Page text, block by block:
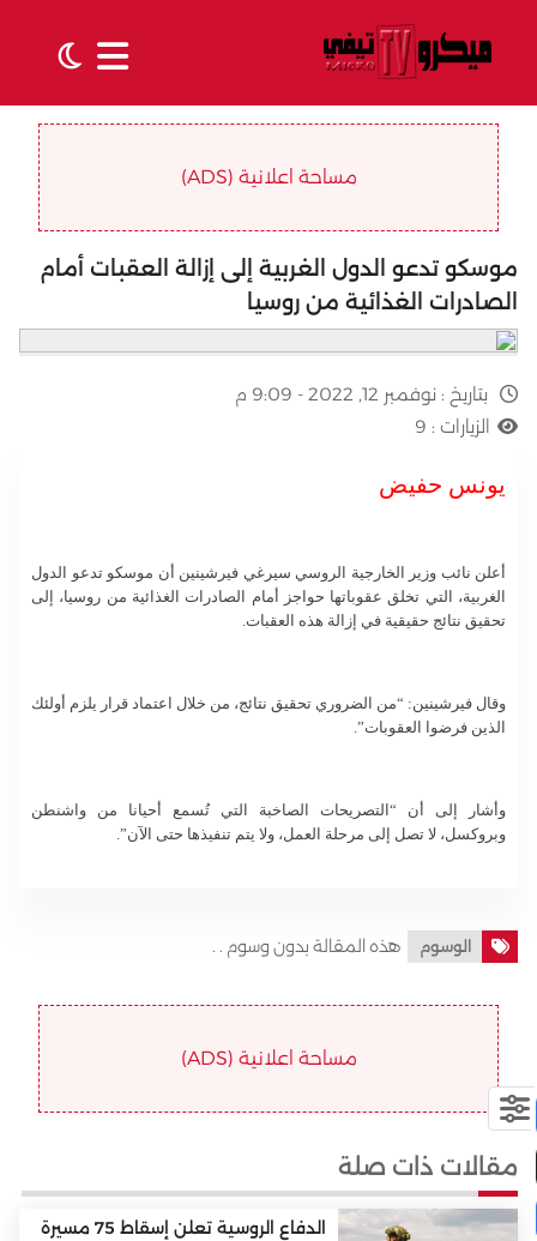
مساحة اعلانية (ADS)
موسكو تدعو الدول الغربية إلى إزالة العقبات أمام
الصادرات الغذائية من روسيا
بتاريخ : نوفمبر 12, 2022 - 9:09 م
الزيارات : 9
يونس حفيض
أعلن نائب وزير الخارجية الروسي سيرغي فيرشينين أن موسكو تدعو الدول
الغربية، التي تخلق عقوباتها حواجز أمام الصادرات الغذائية من روسيا، إلى
تحقيق نتائج حقيقية في إزالة هذه العقبات.
وقال فيرشينين: “من الضروري تحقيق نتائج، من خلال اعتماد قرار يلزم أولئك
الذين فرضوا العقوبات”.
وأشار إلى أن “التصريحات الصاخبة التي تُسمع أحيانا من واشنطن
وبروكسل، لا تصل إلى مرحلة العمل، ولا يتم تنفيذها حتى الآن”.
الوسوم هذه المقالة بدون وسوم . .
مساحة اعلانية (ADS)
مقالات ذات صلة
الدفاع الروسية تعلن إسقاط 75 مسيرة